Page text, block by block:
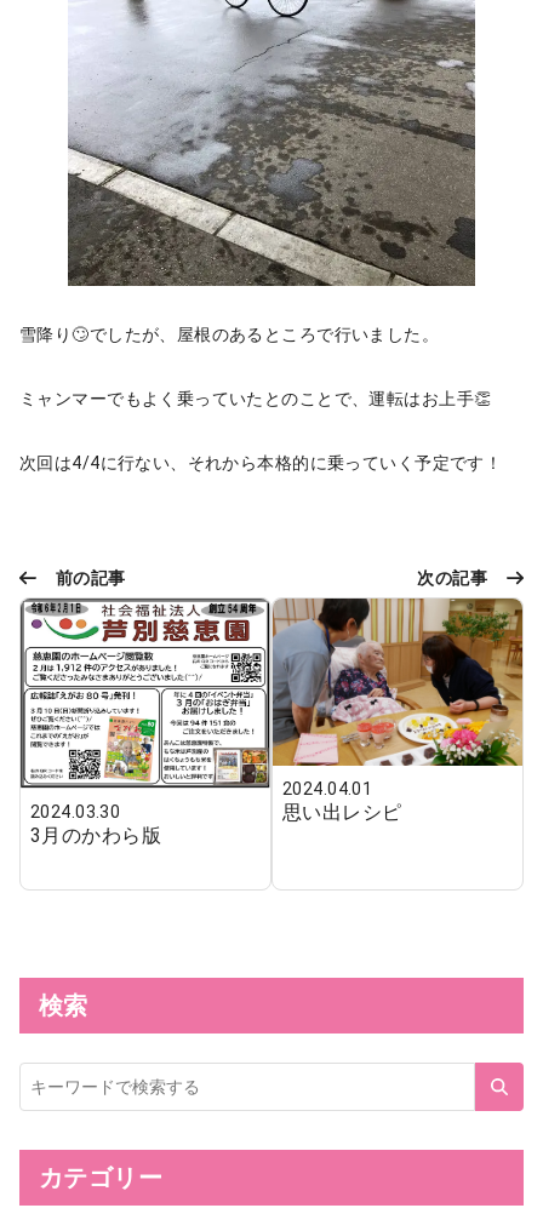
雪降り🙄でしたが、屋根のあるところで行いました。
ミャンマーでもよく乗っていたとのことで、運転はお上手👏
次回は4/4に行ない、それから本格的に乗っていく予定です！
前の記事
2024.03.30
3月のかわら版
次の記事
2024.04.01
思い出レシピ
検索
サ
イ
ト
検
カテゴリー